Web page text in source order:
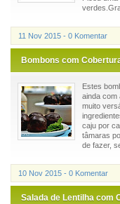
11 Nov 2015 - 0 Komentar
Bombons com
Estes
ainda com
muito
caju por
tâmaras
de fazer,
10 Nov 2015 - 0 Komentar
Salada de Lentilha com